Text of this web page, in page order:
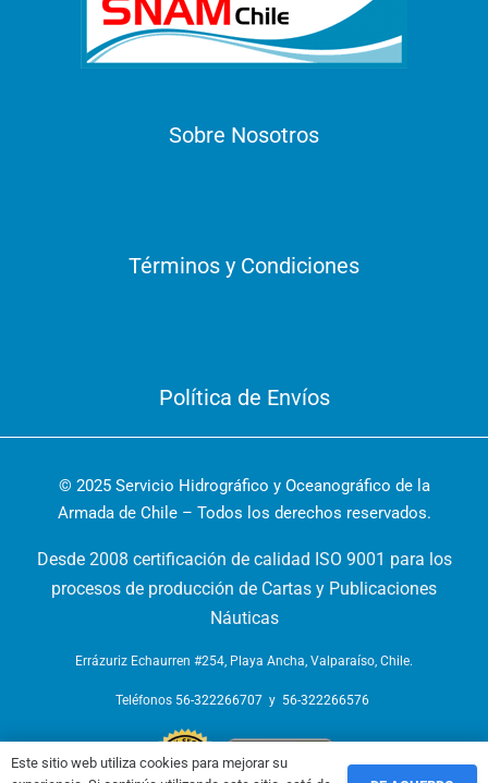
Sobre Nosotros
Términos y Condiciones
Política de Envíos
© 2025 Servicio Hidrográfico y Oceanográfico de la
Armada de Chile – Todos los derechos reservados.
Desde 2008 certificación de calidad ISO 9001 para los
procesos de producción de Cartas y Publicaciones
Náuticas
Errázuriz Echaurren #254, Playa Ancha, Valparaíso, Chile.
Teléfonos 56-322266707 y 56-322266576
Este sitio web utiliza cookies para mejorar su